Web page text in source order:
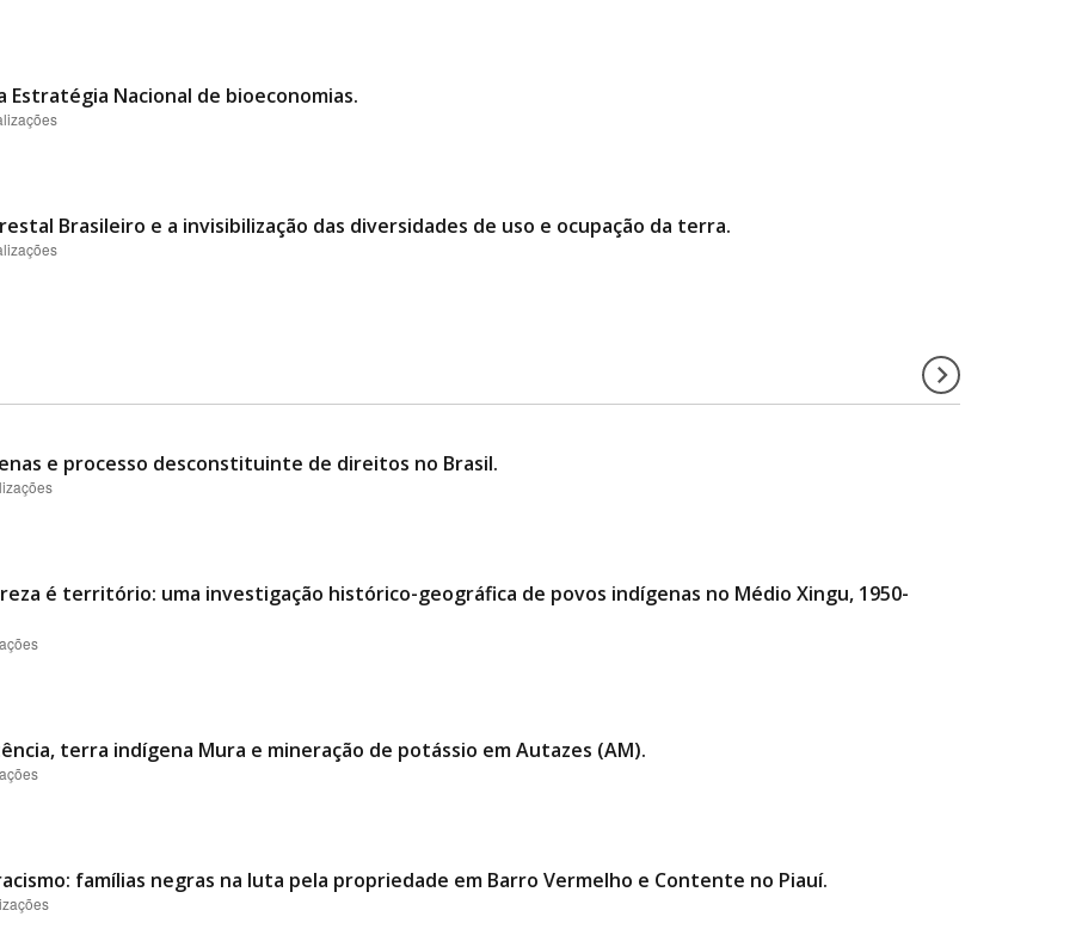
Estratégia Nacional de bioeconomias.
Brasileiro e a invisibilização das diversidades de uso e ocupação da terra.
e processo desconstituinte de direitos no Brasil.
é território: uma investigação histórico-geográfica de povos indígenas no Médio Xingu, 1950-
terra indígena Mura e mineração de potássio em Autazes (AM).
famílias negras na luta pela propriedade em Barro Vermelho e Contente no Piauí.